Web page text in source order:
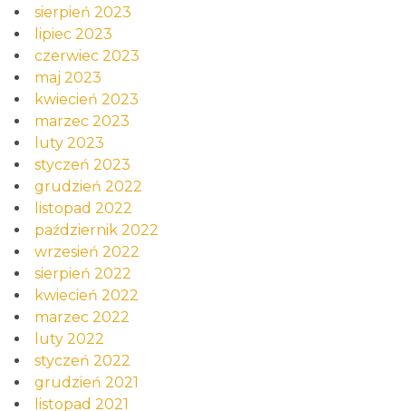
sierpień 2023
lipiec 2023
czerwiec 2023
maj 2023
kwiecień 2023
marzec 2023
luty 2023
styczeń 2023
grudzień 2022
listopad 2022
październik 2022
wrzesień 2022
sierpień 2022
kwiecień 2022
marzec 2022
luty 2022
styczeń 2022
grudzień 2021
listopad 2021